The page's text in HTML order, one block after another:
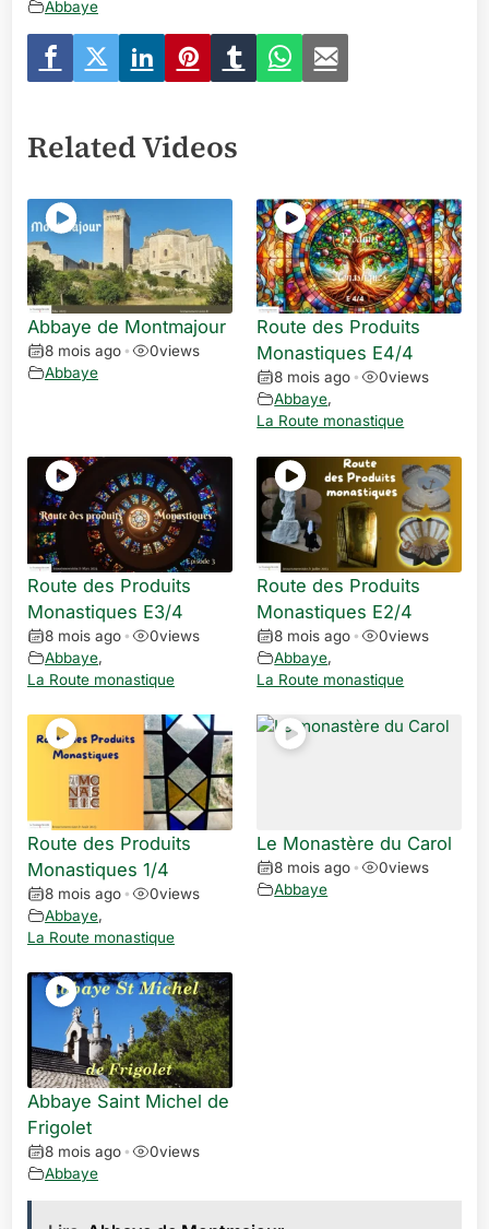
Abbaye
Related Videos
Abbaye de Montmajour
8 mois ago • 0views
Abbaye
Route des Produits
Monastiques E4/4
8 mois ago • 0views
Abbaye,
La Route monastique
Route des Produits
Monastiques E3/4
8 mois ago • 0views
Abbaye,
La Route monastique
Route des Produits
Monastiques E2/4
8 mois ago • 0views
Abbaye,
La Route monastique
Route des Produits
Monastiques 1/4
8 mois ago • 0views
Abbaye,
La Route monastique
Le Monastère du Carol
8 mois ago • 0views
Abbaye
Abbaye Saint Michel de
Frigolet
8 mois ago • 0views
Abbaye